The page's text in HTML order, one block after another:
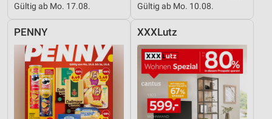
Gültig ab Mo. 17.08. Gültig ab Mo. 10.08.
PENNY XXXLutz